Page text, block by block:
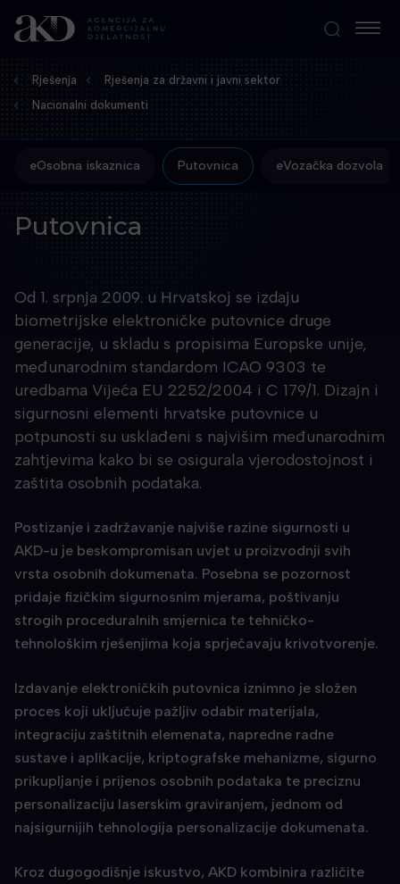
Rješenja
Rješenja za državni i javni sektor
Nacionalni dokumenti
eOsobna iskaznica Putovnica eVozačka dozvola
Putovnica
Od 1. srpnja 2009. u Hrvatskoj se izdaju
biometrijske elektroničke putovnice druge
generacije, u skladu s propisima Europske unije,
međunarodnim standardom ICAO 9303 te
uredbama Vijeća EU 2252/2004 i C 179/1. Dizajn i
sigurnosni elementi hrvatske putovnice u
potpunosti su usklađeni s najvišim međunarodnim
zahtjevima kako bi se osigurala vjerodostojnost i
zaštita osobnih podataka.
Postizanje i zadržavanje najviše razine sigurnosti u
AKD-u je beskompromisan uvjet u proizvodnji svih
vrsta osobnih dokumenata. Posebna se pozornost
pridaje fizičkim sigurnosnim mjerama, poštivanju
strogih proceduralnih smjernica te tehničko-
tehnološkim rješenjima koja sprječavaju krivotvorenje.
Izdavanje elektroničkih putovnica iznimno je složen
proces koji uključuje pažljiv odabir materijala,
integraciju zaštitnih elemenata, napredne radne
sustave i aplikacije, kriptografske mehanizme, sigurno
prikupljanje i prijenos osobnih podataka te preciznu
personalizaciju laserskim graviranjem, jednom od
najsigurnijih tehnologija personalizacije dokumenata.
Kroz dugogodišnje iskustvo, AKD kombinira različite